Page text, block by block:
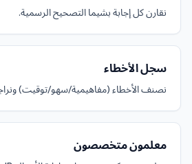
نقارن كل إجابة بشيما التصحيح الرسمية.
سجل الأخطاء
نصنف الأخطاء (مفاهيمية/سهو/توقيت)
معلمون متخصصون